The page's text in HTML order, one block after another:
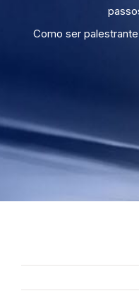
Como ser